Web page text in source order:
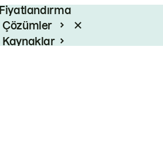
Fiyatlandırma
Çözümler
Kaynaklar